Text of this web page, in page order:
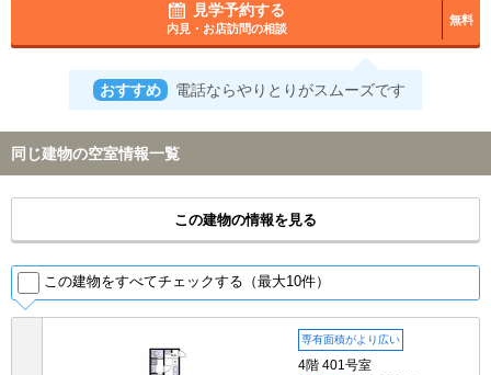
見学予約する
内見・お店訪問の相談
無料
おすすめ 電話ならやりとりがスムーズです
同じ建物の空室情報一覧
この建物の情報を見る
この建物をすべてチェックする（最大10件）
専有面積がより広い
4階 401号室